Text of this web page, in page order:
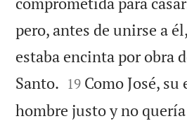
pero, antes de unirse a
estaba encinta por obra
Santo. 

19 Como José, su
hombre justo y no